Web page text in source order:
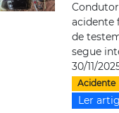
acidente
de
segue
30/11/
Acidente
Ler